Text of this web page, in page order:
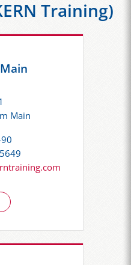
Training)
Main